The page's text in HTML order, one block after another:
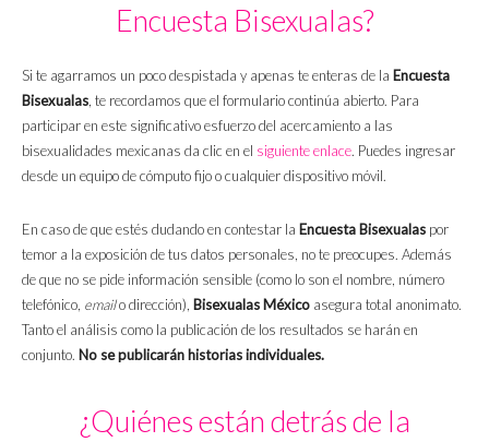
Encuesta Bisexualas?
Si te agarramos un poco despistada y apenas te enteras de la Encuesta
Bisexualas , te recordamos que el formulario continúa abierto. Para
participar en este significativo esfuerzo del acercamiento a las
bisexualidades mexicanas da clic en el siguiente enlace. Puedes ingresar
desde un equipo de cómputo fijo o cualquier dispositivo móvil.
En caso de que estés dudando en contestar la Encuesta Bisexualas por
temor a la exposición de tus datos personales, no te preocupes. Además
de que no se pide información sensible (como lo son el nombre, número
telefónico, emailo dirección), Bisexualas México asegura total anonimato.
Tanto el análisis como la publicación de los resultados se harán en
conjunto. No se publicarán historias individuales.
¿Quiénes están detrás de la